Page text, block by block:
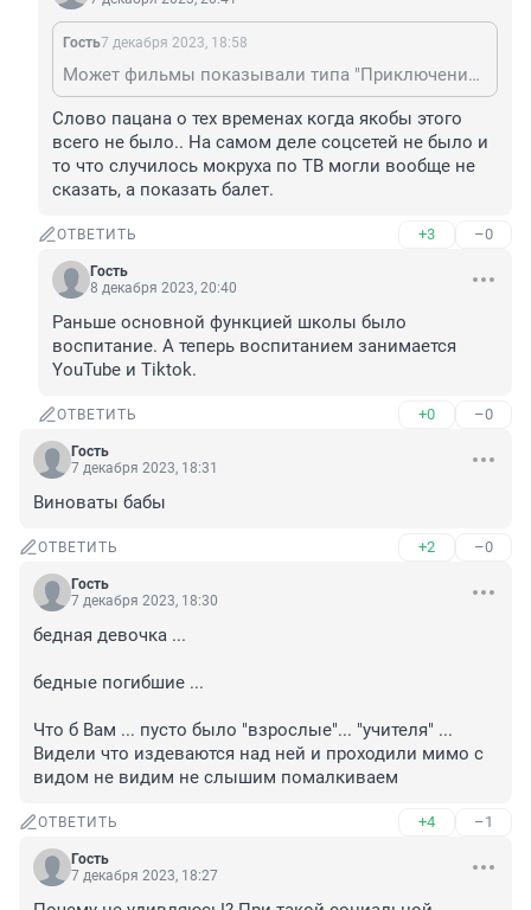
Гость7 декабря 2023, 18:58
Может фильмы показывали типа "Приключения Электроника", "Чук и Гек". А не "Бригаду" и "Слово пацана".
Слово пацана о тех временах когда якобы этого
всего не было.. На самом деле соцсетей не было и
то что случилось мокруха по ТВ могли вообще не
сказать, а показать балет.
ОТВЕТИТЬ +3 –0
Гость
8 декабря 2023, 20:40
Раньше основной функцией школы было
воспитание. А теперь воспитанием занимается
YouTube и Tiktok.
ОТВЕТИТЬ +0 –0
Гость
7 декабря 2023, 18:31
Виноваты бабы
ОТВЕТИТЬ +2 –0
Гость
7 декабря 2023, 18:30
бедная девочка ...
бедные погибшие ...
Что б Вам ... пусто было "взрослые"... "учителя" ...
Видели что издеваются над ней и проходили мимо с
видом не видим не слышим помалкиваем
ОТВЕТИТЬ +4 –1
Гость
7 декабря 2023, 18:27